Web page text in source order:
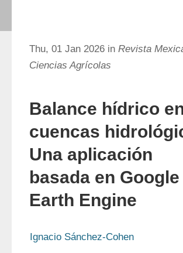
Thu, 01 Jan 2026 in Revista
Ciencias Agrícolas
Balance hídrico
cuencas
Una aplicación
basada en Google
Earth Engine
Ignacio Sánchez-Cohen